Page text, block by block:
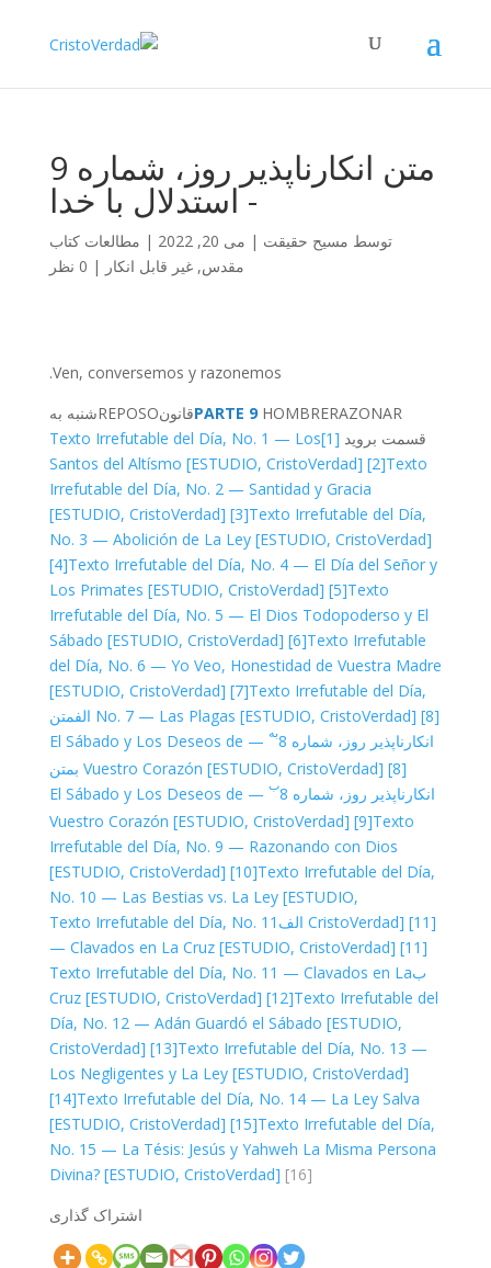
متن انکارناپذیر روز، شماره 9
- استدلال با خدا
توسط مسیح حقیقت | می 20, 2022 | مطالعات کتاب
مقدس,غیر قابل انکار | 0 نظر
Ven, conversemos y razonemos.
PARTE 9 HOMBRERAZONAR قانونREPOSOشنبه به
قسمت بروید [1]
Texto Irrefutable del Día, No. 1 — Los
Santos del Altísmo [ESTUDIO, CristoVerdad] [2]Texto
Irrefutable del Día, No. 2 — Santidad y Gracia
[ESTUDIO, CristoVerdad] [3]Texto Irrefutable del Día,
No. 3 — Abolición de La Ley [ESTUDIO, CristoVerdad]
[4]Texto Irrefutable del Día, No. 4 — El Día del Señor y
Los Primates [ESTUDIO, CristoVerdad] [5]Texto
Irrefutable del Día, No. 5 — El Dios Todopoderso y El
Sábado [ESTUDIO, CristoVerdad] [6]Texto Irrefutable
del Día, No. 6 — Yo Veo, Honestidad de Vuestra Madre
[ESTUDIO, CristoVerdad] [7]Texto Irrefutable del Día,
No. 7 — Las Plagas [ESTUDIO, CristoVerdad] [8] الف
متن
انکارناپذیر روز، شماره 8
به
— El Sábado y Los Deseos de
Vuestro Corazón [ESTUDIO, CristoVerdad] [8] ب
متن
انکارناپذیر روز، شماره 8
ب
— El Sábado y Los Deseos de
Vuestro Corazón [ESTUDIO, CristoVerdad] [9]Texto
Irrefutable del Día, No. 9 — Razonando con Dios
[ESTUDIO, CristoVerdad] [10]Texto Irrefutable del Día,
No. 10 — Las Bestias vs. La Ley [ESTUDIO,
CristoVerdad] [11] الف
Texto Irrefutable del Día, No. 11
— Clavados en La Cruz [ESTUDIO, CristoVerdad] [11]
بTexto Irrefutable del Día, No. 11 — Clavados en La
Cruz [ESTUDIO, CristoVerdad] [12]Texto Irrefutable del
Día, No. 12 — Adán Guardó el Sábado [ESTUDIO,
CristoVerdad] [13]Texto Irrefutable del Día, No. 13 —
Los Negligentes y La Ley [ESTUDIO, CristoVerdad]
[14]Texto Irrefutable del Día, No. 14 — La Ley Salva
[ESTUDIO, CristoVerdad] [15]Texto Irrefutable del Día,
No. 15 — La Tésis: Jesús y Yahweh La Misma Persona
Divina? [ESTUDIO, CristoVerdad] [16]
اشتراک گذاری